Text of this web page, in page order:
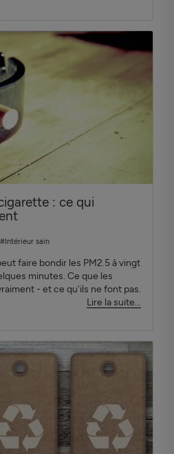
: ce qui
#Intérieur sain
faire bondir les PM2.5 à vingt
minutes. Ce que les
- et ce qu'ils ne font pas.
Lire la suite...